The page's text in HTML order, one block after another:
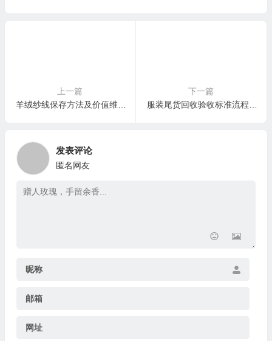
上一篇
羊绒纱线保存方法及价值维护：行家仓库里的“养纱”心法
下一篇
发表评论
匿名网友
昵称
邮箱
网址